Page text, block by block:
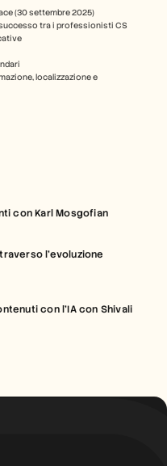
(30 settembre 2025)
tra i professionisti CS
localizzazione e
con Karl Mosgofian
l’evoluzione
con l'IA con Shivali